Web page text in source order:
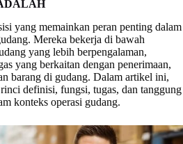
yang memainkan peran penting dalam
Mereka bekerja di bawah
yang lebih berpengalaman,
yang berkaitan dengan penerimaan,
barang di gudang. Dalam artikel ini,
definisi, fungsi, tugas, dan tanggung
konteks operasi gudang.